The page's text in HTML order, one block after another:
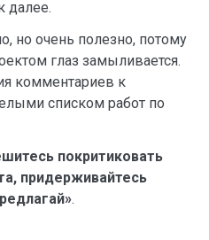
далее.
но очень полезно, потому
глаз замыливается.
комментариев к
списком работ по
покритиковать
придерживайтесь
.